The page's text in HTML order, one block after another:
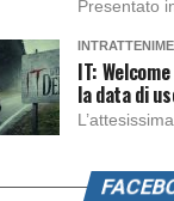
IT:
la data di